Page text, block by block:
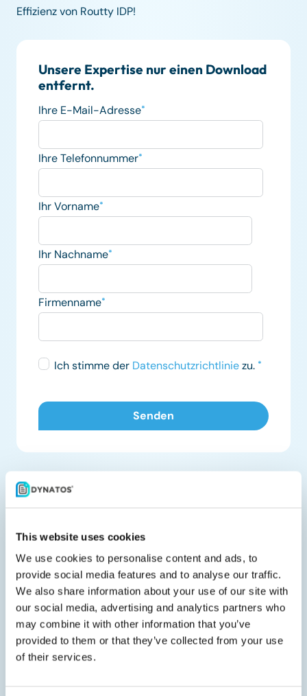
This website uses cookies
We use cookies to personalise content and ads, to
provide social media features and to analyse our traffic.
We also share information about your use of our site with
our social media, advertising and analytics partners who
may combine it with other information that you’ve
provided to them or that they’ve collected from your use
of their services.
Effizienz von Routty IDP!
Unsere Expertise nur einen Download
entfernt.
Ihre E-Mail-Adresse*
Ihre Telefonnummer*
Ihr Vorname*
Ihr Nachname*
Firmenname*
Ich stimme der Datenschutzrichtliniezu. *
Verwandte Downloads